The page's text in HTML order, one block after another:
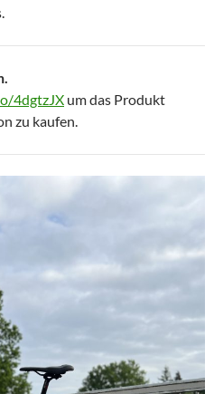
4dgtzJX um das Produkt
zu kaufen.